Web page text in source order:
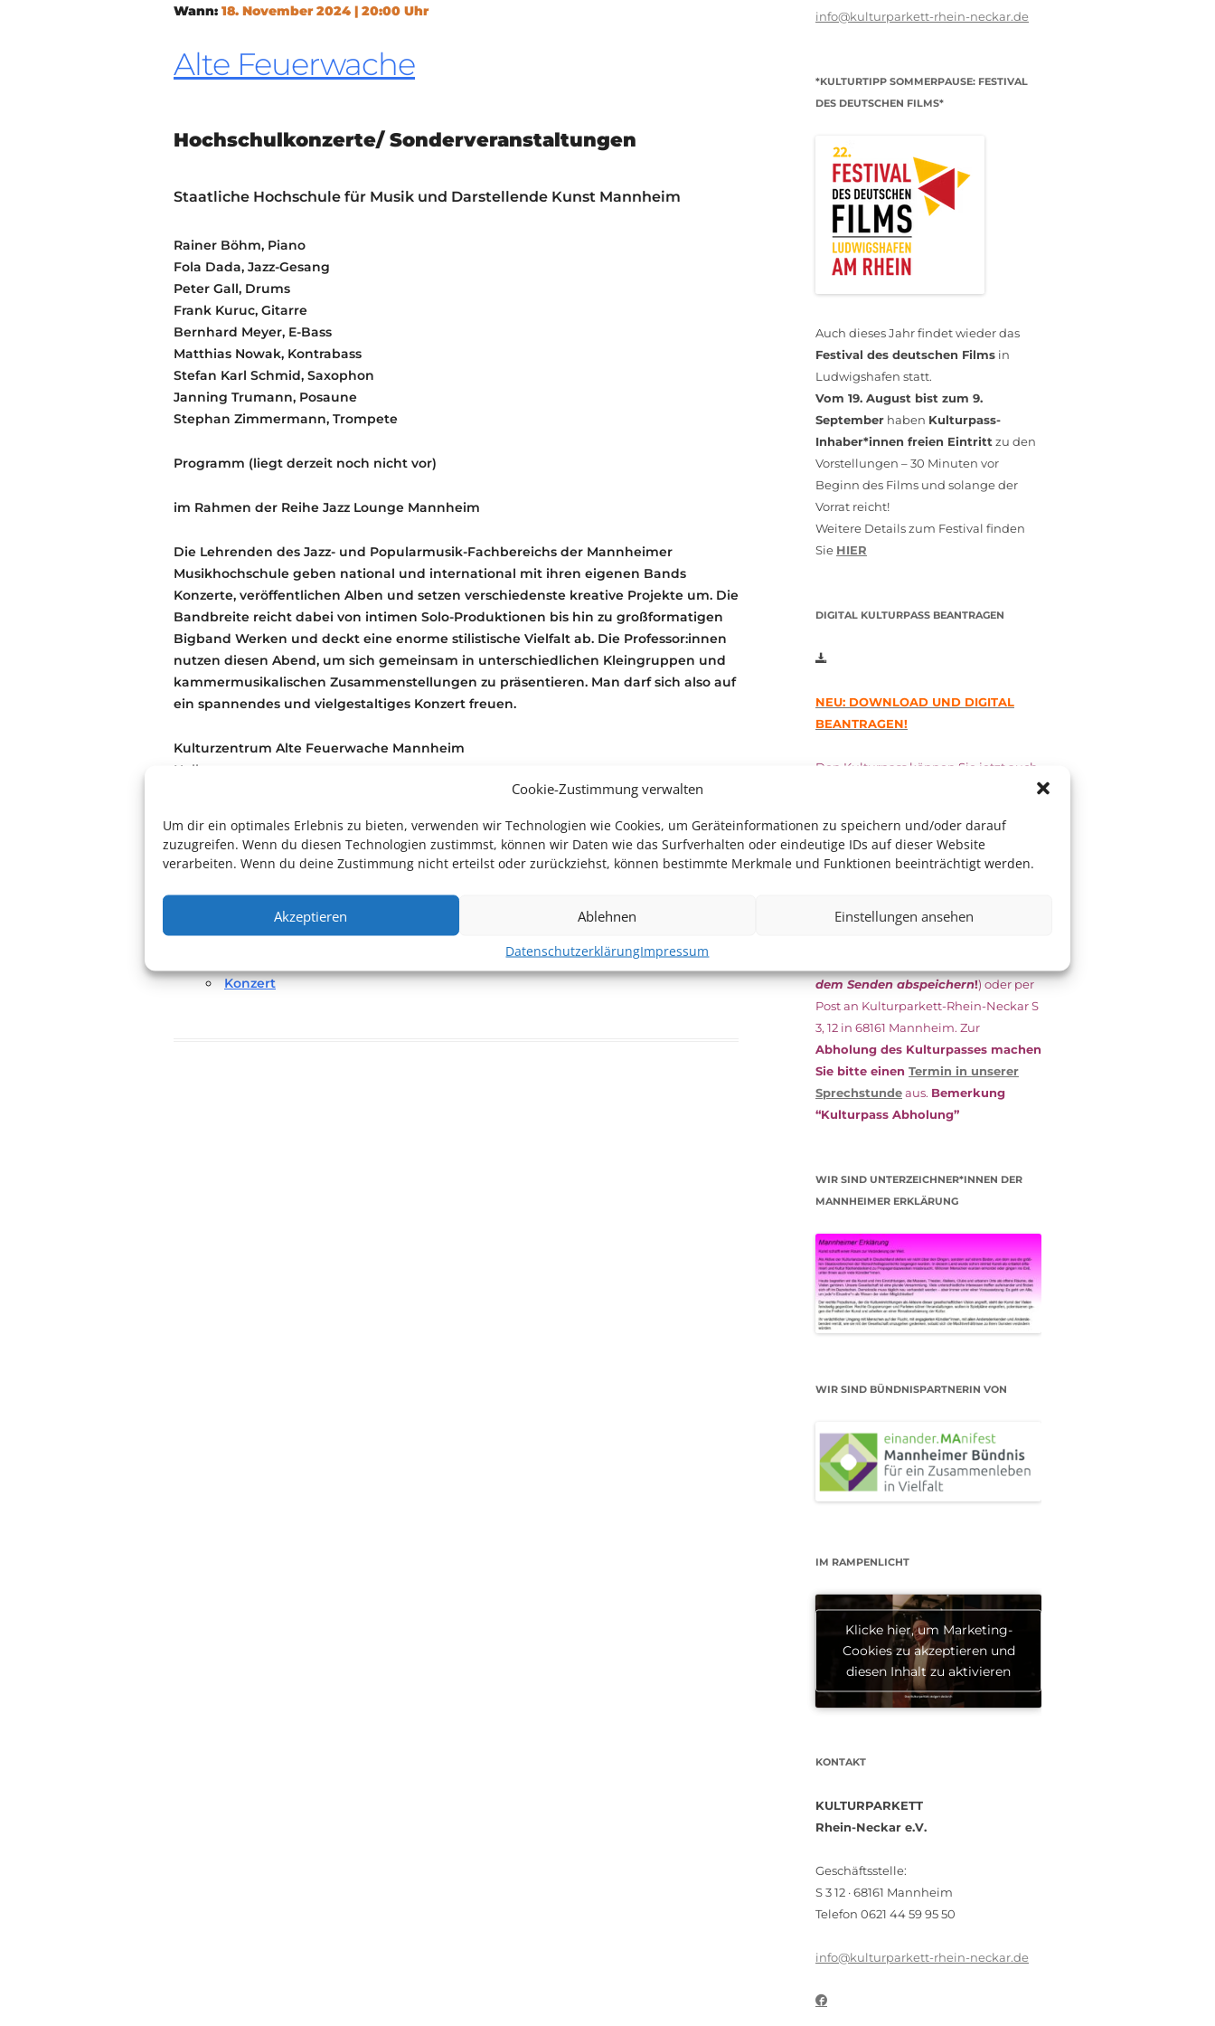
Cookie-Zustimmung verwalten
Um dir ein optimales Erlebnis zu bieten, verwenden wir Technologien wie Cookies, um Geräteinformationen zu speichern und/oder darauf
zuzugreifen. Wenn du diesen Technologien zustimmst, können wir Daten wie das Surfverhalten oder eindeutige IDs auf dieser Website
verarbeiten. Wenn du deine Zustimmung nicht erteilst oder zurückziehst, können bestimmte Merkmale und Funktionen beeinträchtigt werden.
Akzeptieren Ablehnen Einstellungen ansehen
DatenschutzerklärungImpressum
TRANSPARENZ
Wann: 18. November 2024 | 20:00 Uhr
Alte Feuerwache
Hochschulkonzerte/ Sonderveranstaltungen
Staatliche Hochschule für Musik und Darstellende Kunst Mannheim
Rainer Böhm, Piano
Fola Dada, Jazz-Gesang
Peter Gall, Drums
Frank Kuruc, Gitarre
Bernhard Meyer, E-Bass
Matthias Nowak, Kontrabass
Stefan Karl Schmid, Saxophon
Janning Trumann, Posaune
Stephan Zimmermann, Trompete
Programm (liegt derzeit noch nicht vor)
im Rahmen der Reihe Jazz Lounge Mannheim
Die Lehrenden des Jazz- und Popularmusik-Fachbereichs der Mannheimer
Musikhochschule geben national und international mit ihren eigenen Bands
Konzerte, veröffentlichen Alben und setzen verschiedenste kreative Projekte um. Die
Bandbreite reicht dabei von intimen Solo-Produktionen bis hin zu großformatigen
Bigband Werken und deckt eine enorme stilistische Vielfalt ab. Die Professor:innen
nutzen diesen Abend, um sich gemeinsam in unterschiedlichen Kleingruppen und
kammermusikalischen Zusammenstellungen zu präsentieren. Man darf sich also auf
ein spannendes und vielgestaltiges Konzert freuen.
Kulturzentrum Alte Feuerwache Mannheim
Halle
altefeuerwache.com
Konzert
info@kulturparkett-rhein-neckar.de
*KULTURTIPP SOMMERPAUSE: FESTIVAL
DES DEUTSCHEN FILMS*
Auch dieses Jahr findet wieder das
Festival des deutschen Films in
Ludwigshafen statt.
Vom 19. August bist zum 9.
September haben Kulturpass-
Inhaber*innen freien Eintritt zu den
Vorstellungen – 30 Minuten vor
Beginn des Films und solange der
Vorrat reicht!
Weitere Details zum Festival finden
Sie HIER
DIGITAL KULTURPASS BEANTRAGEN
NEU: DOWNLOAD UND DIGITAL
BEANTRAGEN!
Den Kulturpass können Sie jetzt auch
esunterschriebenzusammen mit
dem aktuellen
(Bürgergeld/
das Kulturparkett zurück: Per E-Mail
dem Senden abspeichern!) oder per
Post an Kulturparkett-Rhein-Neckar S
3, 12 in 68161 Mannheim. Zur
Abholung des Kulturpasses machen
Sie bitte einen Termin in unserer
Sprechstundeaus. Bemerkung
“Kulturpass Abholung”
WIR SIND UNTERZEICHNER*INNEN DER
MANNHEIMER ERKLÄRUNG
WIR SIND BÜNDNISPARTNERIN VON
IM RAMPENLICHT
Klicke hier, um Marketing-
Cookies zu akzeptieren und
diesen Inhalt zu aktivieren
KONTAKT
KULTURPARKETT
Rhein-Neckar e.V.
Geschäftsstelle:
S 3 12 · 68161 Mannheim
Telefon 0621 44 59 95 50
info@kulturparkett-rhein-neckar.de